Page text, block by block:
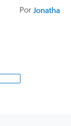
Por Jonathan